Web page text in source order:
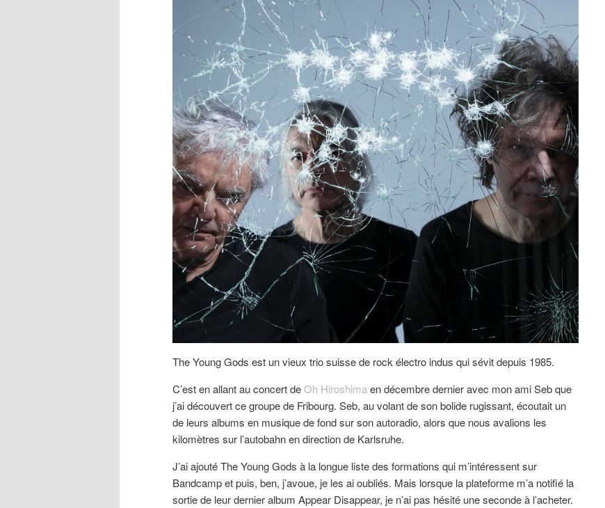
The Young Gods est un vieux trio suisse de rock électro indus qui sévit depuis 1985.
C’est en allant au concert deOh Hiroshimaen décembre dernier avec mon ami Seb que
j’ai découvert ce groupe de Fribourg. Seb, au volant de son bolide rugissant, écoutait un
de leurs albums en musique de fond sur son autoradio, alors que nous avalions les
kilomètres sur l’autobahn en direction de Karlsruhe.
J’ai ajouté The Young Gods à la longue liste des formations qui m’intéressent sur
Bandcamp et puis, ben, j’avoue, je les ai oubliés. Mais lorsque la plateforme m’a notifié la
sortie de leur dernier album Appear Disappear, je n’ai pas hésité une seconde à l’acheter.